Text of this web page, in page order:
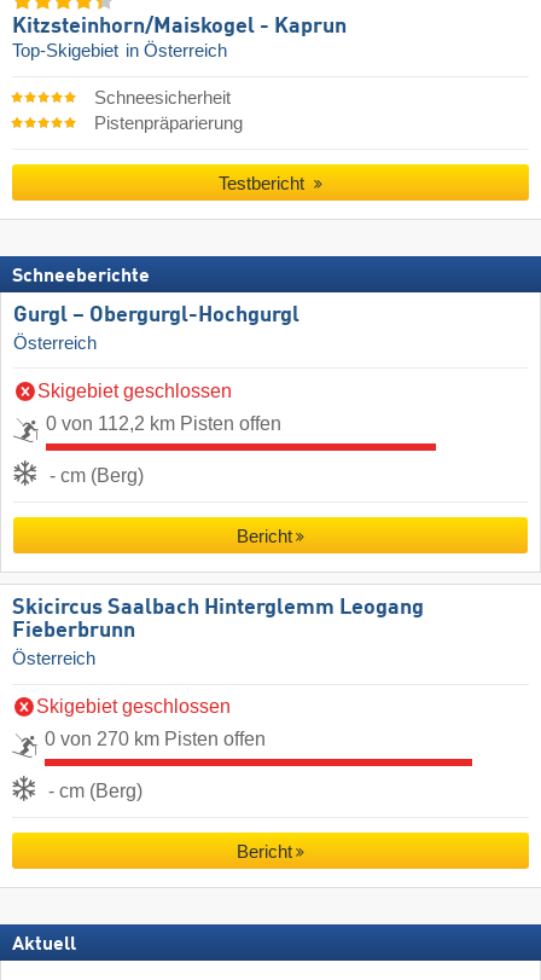
Kitzsteinhorn/​Maiskogel - Kaprun
Top-Skigebiet in Österreich
Schneesicherheit
Pistenpräparierung
Testbericht
Schneeberichte
Gurgl – Obergurgl-Hochgurgl
Österreich
Skigebiet geschlossen
0 von 112,2 km Pisten offen
- cm (Berg)
Bericht
Skicircus Saalbach Hinterglemm Leogang
Fieberbrunn
Österreich
Skigebiet geschlossen
0 von 270 km Pisten offen
- cm (Berg)
Bericht
Aktuell